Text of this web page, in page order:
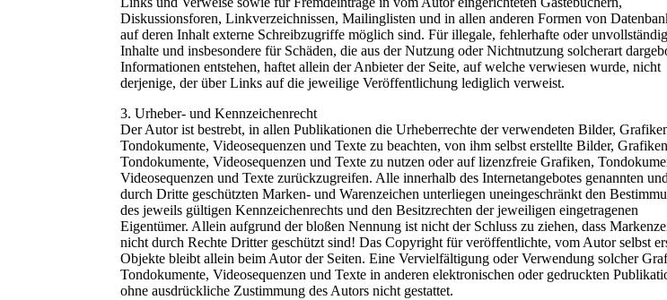
Diskussionsforen, Linkverzeichnissen, Mailinglisten und in allen anderen Formen von
auf deren Inhalt externe Schreibzugriffe möglich sind. Für illegale, fehlerhafte oder
Inhalte und insbesondere für Schäden, die aus der Nutzung oder Nichtnutzung solcherart
Informationen entstehen, haftet allein der Anbieter der Seite, auf welche verwiesen wurde, nicht
derjenige, der über Links auf die jeweilige Veröffentlichung lediglich verweist.
3. Urheber- und Kennzeichenrecht
Der Autor ist bestrebt, in allen Publikationen die Urheberrechte der verwendeten Bilder,
Tondokumente, Videosequenzen und Texte zu beachten, von ihm selbst erstellte Bilder,
Tondokumente, Videosequenzen und Texte zu nutzen oder auf lizenzfreie Grafiken,
Videosequenzen und Texte zurückzugreifen. Alle innerhalb des Internetangebotes genannten
durch Dritte geschützten Marken- und Warenzeichen unterliegen uneingeschränkt den
des jeweils gültigen Kennzeichenrechts und den Besitzrechten der jeweiligen eingetragenen
Eigentümer. Allein aufgrund der bloßen Nennung ist nicht der Schluss zu ziehen, dass
nicht durch Rechte Dritter geschützt sind! Das Copyright für veröffentlichte, vom Autor selbst
Objekte bleibt allein beim Autor der Seiten. Eine Vervielfältigung oder Verwendung solcher
Tondokumente, Videosequenzen und Texte in anderen elektronischen oder gedruckten
ohne ausdrückliche Zustimmung des Autors nicht gestattet.